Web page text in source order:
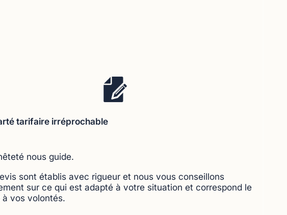
tarifaire irréprochable
nous guide.
sont établis avec rigueur et nous vous conseillons
sur ce qui est adapté à votre situation et correspond le
à vos volontés.